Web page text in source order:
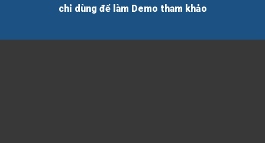
chỉ dùng để làm Demo tham khảo